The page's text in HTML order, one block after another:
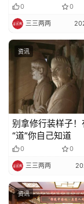
频
录
艺
术
政
策
法
规
辞0 0
三三两两
资讯
别拿修行装样子！
“道”你自己知道
0 0
三三两两
资讯